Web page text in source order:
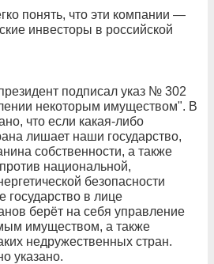
понять, что эти компании —
инвесторы в российской
подписал указ № 302
некоторым имуществом". В
что если какая-либо
лишает наши государство,
собственности, а также
национальной,
безопасности
государство в лице
берёт на себя управление
имуществом, а также
недружественных стран.
указано.